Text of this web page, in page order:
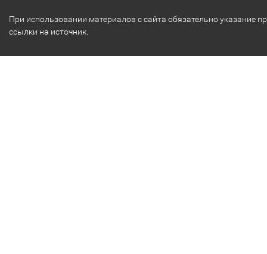
При использовании материалов с сайта обязательно указание
ссылки на источник.